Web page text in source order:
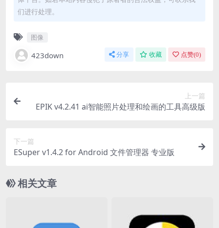
们进行处理。
图像
423down 分享 收藏 点赞(0)
上一篇
EPIK v4.2.41 ai智能照片处理和绘画的工具高级版
下一篇
ESuper v1.4.2 for Android 文件管理器 专业版
相关文章